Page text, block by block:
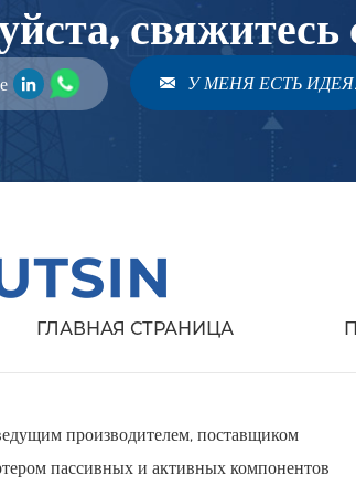
У МЕНЯ ЕСТЬ ИДЕЯ.
ГЛАВНАЯ СТРАНИЦА
производителем, поставщиком
пассивных и активных компонентов